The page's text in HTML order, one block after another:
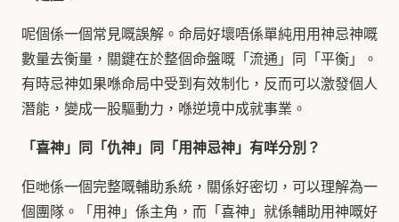
呢個係一個常見嘅誤解。命局好壞唔係單純用用神忌神嘅
數量去衡量，關鍵在於整個命盤嘅「流通」同「平衡」。
有時忌神如果喺命局中受到有效制化，反而可以激發個人
潛能，變成一股驅動力，喺逆境中成就事業。
「喜神」同「仇神」同「用神忌神」有咩分別？
佢哋係一個完整嘅輔助系統，關係好密切，可以理解為一
個團隊。「用神」係主角，而「喜神」就係輔助用神嘅好